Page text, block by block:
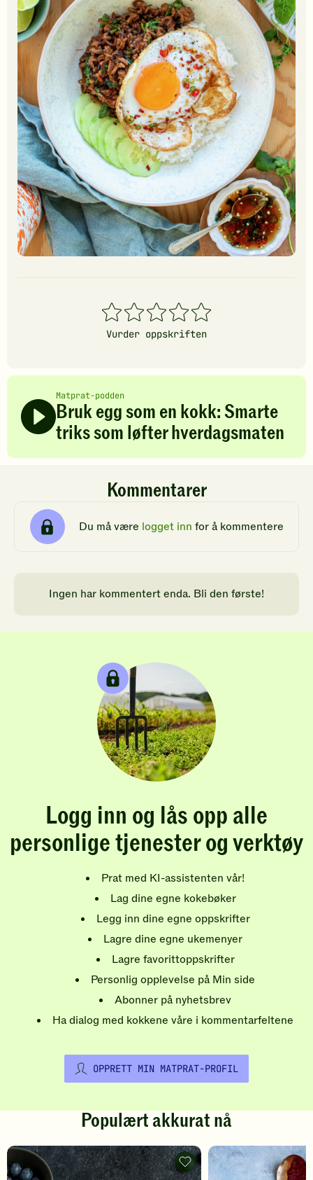
1
stjerner
2
stjerner
3
stjerner
4
stjerner
5
stjerner
Vurder oppskriften
Matprat-podden
Bruk egg som en kokk: Smarte
triks som løfter hverdagsmaten
Kommentarer
Du må være logget inn for å kommentere
Ingen har kommentert enda. Bli den første!
Logg inn og lås opp alle
personlige tjenester og verktøy
Prat med KI-assistenten vår!
Lag dine egne kokebøker
Legg inn dine egne oppskrifter
Lagre dine egne ukemenyer
Lagre favorittoppskrifter
Personlig opplevelse på Min side
Abonner på nyhetsbrev
Ha dialog med kokkene våre i kommentarfeltene
OPPRETT MIN MATPRAT-PROFIL
Populært akkurat nå
Pannekaker
-